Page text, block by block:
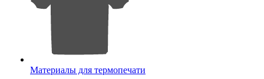
Материалы для термопечати